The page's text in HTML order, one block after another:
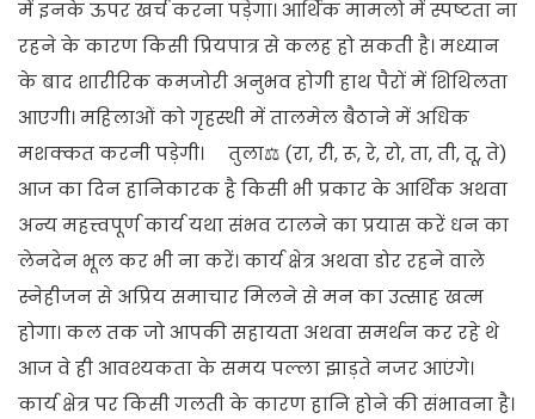
में इनके ऊपर खर्च करना पड़ेगा। आर्थिक मामलो में स्पष्टता ना
रहने के कारण किसी प्रियपात्र से कलह हो सकती है। मध्यान
के बाद शारीरिक कमजोरी अनुभव होगी हाथ पैरों में शिथिलता
आएगी। महिलाओं को गृहस्थी में तालमेल बैठाने में अधिक
मशक्कत करनी पड़ेगी। तुला⚖️ (रा, री, रू, रे, रो, ता, ती, तू, ते)
आज का दिन हानिकारक है किसी भी प्रकार के आर्थिक अथवा
अन्य महत्त्वपूर्ण कार्य यथा संभव टालने का प्रयास करें धन का
लेनदेन भूल कर भी ना करें। कार्य क्षेत्र अथवा डोर रहने वाले
स्नेहीजन से अप्रिय समाचार मिलने से मन का उत्साह खत्म
होगा। कल तक जो आपकी सहायता अथवा समर्थन कर रहे थे
आज वे ही आवश्यकता के समय पल्ला झाड़ते नजर आएंगे।
कार्य क्षेत्र पर किसी गलती के कारण हानि होने की संभावना है।